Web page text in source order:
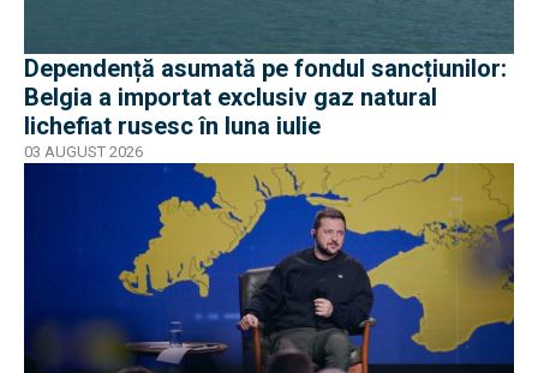
Dependență asumată pe fondul sancțiunilor:
Belgia a importat exclusiv gaz natural
lichefiat rusesc în luna iulie
03 AUGUST 2026